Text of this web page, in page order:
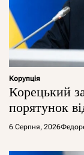
Корупція
Корецький
порятунок
6 Серпня, 2026